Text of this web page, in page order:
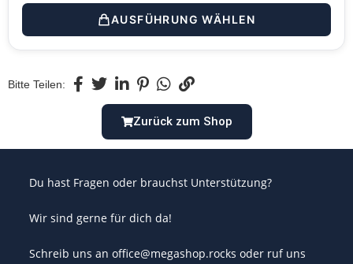
AUSFÜHRUNG WÄHLEN
Bitte Teilen:
Zurück zum Shop
Du hast Fragen oder brauchst Unterstützung?
Wir sind gerne für dich da!
Schreib uns an office@megashop.rocks oder ruf uns